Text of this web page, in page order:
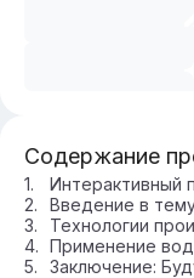
Содержание
Интерактивный
Введение в
Технологии
Применение
Заключение: